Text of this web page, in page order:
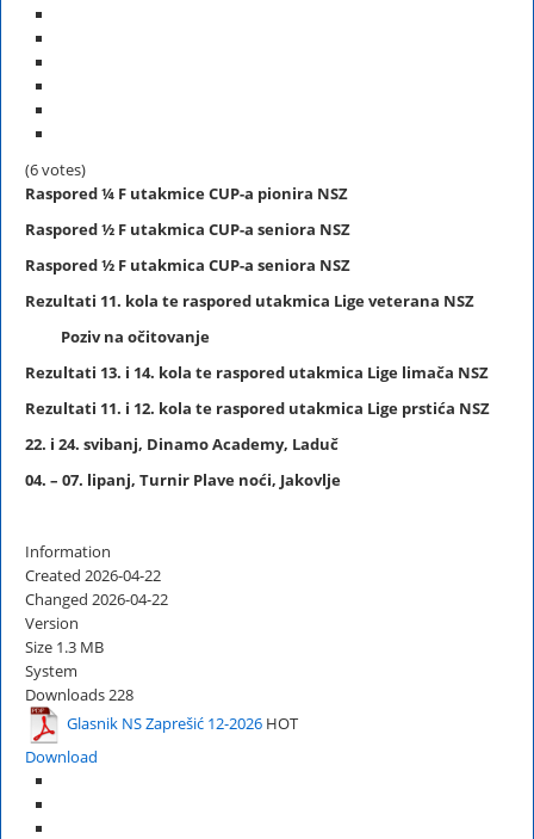
(6 votes)
Raspored ¼ F utakmice CUP-a pionira NSZ
Raspored½ F utakmica CUP-a seniora NSZ
Raspored½ F utakmica CUP-a seniora NSZ
Rezultati 11. kola te raspored utakmica Lige veterana NSZ
Poziv na očitovanje
Rezultati 13. i 14. kola te raspored utakmica Lige limača NSZ
Rezultati 11. i 12. kola te raspored utakmica Lige prstića NSZ
22. i 24. svibanj, Dinamo Academy, Laduč
04. – 07. lipanj, Turnir Plave noći, Jakovlje
Information
Created 2026-04-22
Changed 2026-04-22
Version
Size 1.3 MB
System
Downloads 228
Glasnik NS Zaprešić 12-2026 HOT
Download